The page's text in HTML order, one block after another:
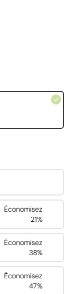
Économisez
21%
Économisez
38%
Économisez
47%